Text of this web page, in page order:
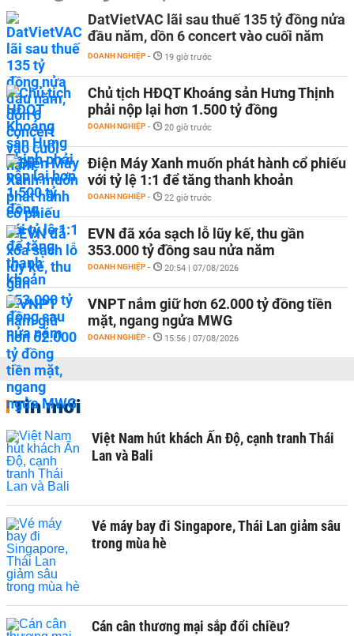
DatVietVAC lãi sau thuế 135 tỷ đồng nửa
đầu năm, dồn 6 concert vào cuối năm
DOANH NGHIỆP - 19 giờ trước
Chủ tịch HĐQT Khoáng sản Hưng Thịnh
phải nộp lại hơn 1.500 tỷ đồng
DOANH NGHIỆP - 20 giờ trước
Điện Máy Xanh muốn phát hành cổ phiếu
với tỷ lệ 1:1 để tăng thanh khoản
DOANH NGHIỆP - 22 giờ trước
EVN đã xóa sạch lỗ lũy kế, thu gần
353.000 tỷ đồng sau nửa năm
DOANH NGHIỆP - 20:54 | 07/08/2026
VNPT nắm giữ hơn 62.000 tỷ đồng tiền
mặt, ngang ngửa MWG
DOANH NGHIỆP - 15:56 | 07/08/2026
Tin mới
Việt Nam hút khách Ấn Độ, cạnh tranh Thái
Lan và Bali
Vé máy bay đi Singapore, Thái Lan giảm sâu
trong mùa hè
Cán cân thương mại sắp đổi chiều?